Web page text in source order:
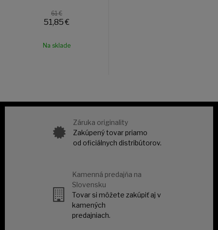
61 €
51,85 €
Na sklade
Záruka originality
Zakúpený tovar priamo
od oficiálnych distribútorov.
Kamenná predajňa na
Slovensku
Tovar si môžete zakúpiť aj v
kamených
predajniach.